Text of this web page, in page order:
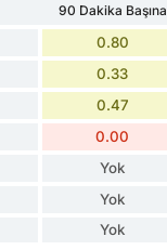
90 Dakika Başına
0.80
0.33
0.47
0.00
Yok
Yok
Yok